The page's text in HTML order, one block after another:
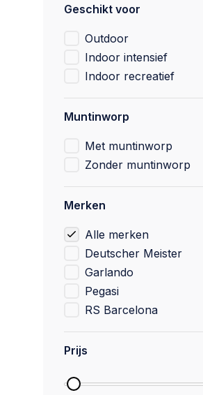
Geschikt voor
Outdoor
Indoor intensief
Indoor recreatief
Muntinworp
Met muntinworp
Zonder muntinworp
Merken
Alle merken
Deutscher Meister
Garlando
Pegasi
RS Barcelona
Prijs